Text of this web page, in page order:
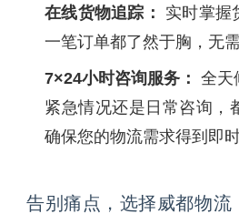
在线货物追踪： 实时掌握
一笔订单都了然于胸，无需
7×24小时咨询服务： 全天
紧急情况还是日常咨询，
确保您的物流需求得到即时
告别痛点，选择威都物流